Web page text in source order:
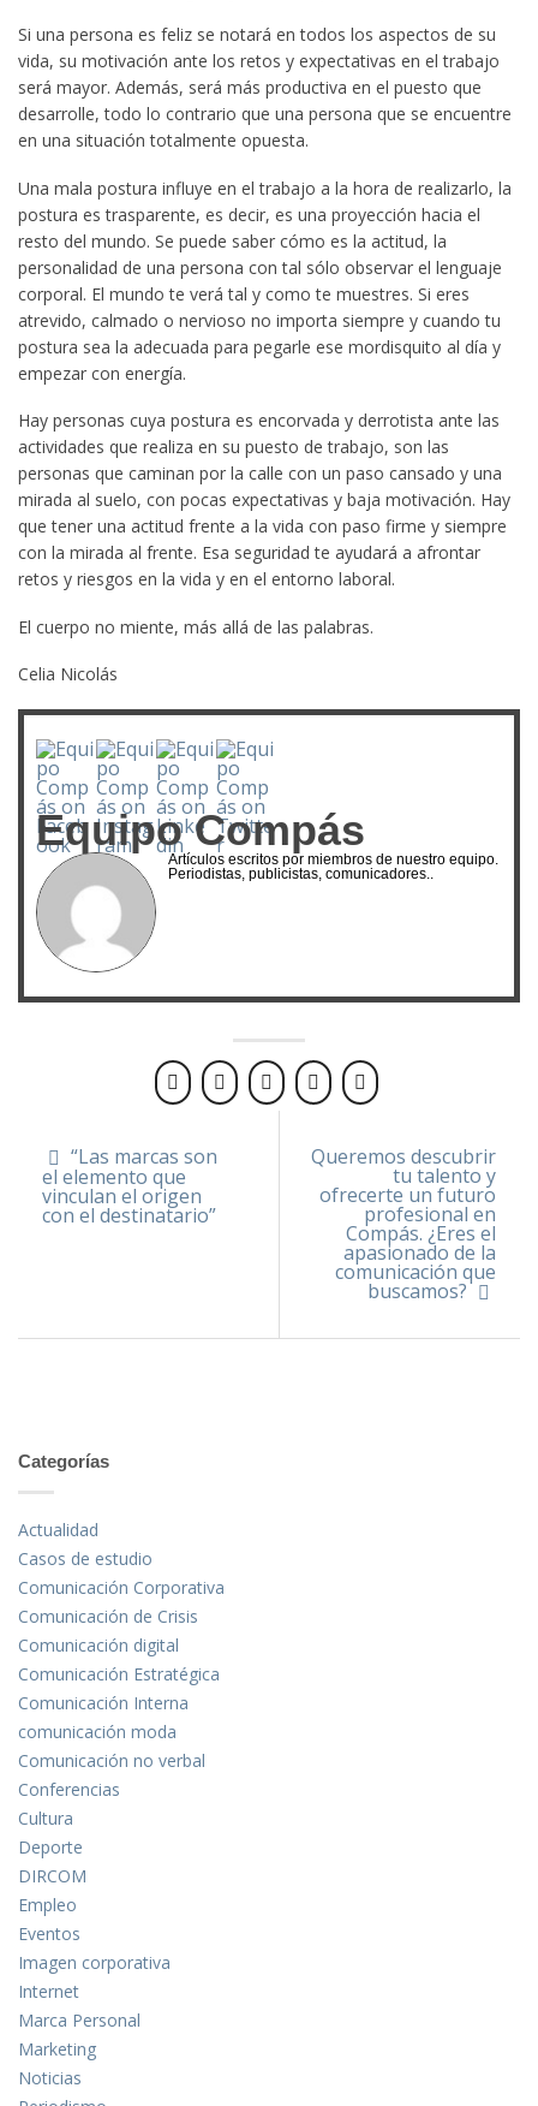
Si una persona es feliz se notará en todos los aspectos de su
vida, su motivación ante los retos y expectativas en el trabajo
será mayor. Además, será más productiva en el puesto que
desarrolle, todo lo contrario que una persona que se encuentre
en una situación totalmente opuesta.
Una mala postura influye en el trabajo a la hora de realizarlo, la
postura es trasparente, es decir, es una proyección hacia el
resto del mundo. Se puede saber cómo es la actitud, la
personalidad de una persona con tal sólo observar el lenguaje
corporal. El mundo te verá tal y como te muestres. Si eres
atrevido, calmado o nervioso no importa siempre y cuando tu
postura sea la adecuada para pegarle ese mordisquito al día y
empezar con energía.
Hay personas cuya postura es encorvada y derrotista ante las
actividades que realiza en su puesto de trabajo, son las
personas que caminan por la calle con un paso cansado y una
mirada al suelo, con pocas expectativas y baja motivación. Hay
que tener una actitud frente a la vida con paso firme y siempre
con la mirada al frente. Esa seguridad te ayudará a afrontar
retos y riesgos en la vida y en el entorno laboral.
El cuerpo no miente, más allá de las palabras.
Celia Nicolás
Equipo Compás
Artículos escritos por miembros de nuestro equipo.
Periodistas, publicistas, comunicadores..
“Las marcas son
el elemento que
vinculan el origen
con el destinatario”
Queremos descubrir
tu talento y
ofrecerte un futuro
profesional en
Compás. ¿Eres el
apasionado de la
comunicación que
buscamos?
Categorías
Actualidad
Casos de estudio
Comunicación Corporativa
Comunicación de Crisis
Comunicación digital
Comunicación Estratégica
Comunicación Interna
comunicación moda
Comunicación no verbal
Conferencias
Cultura
Deporte
DIRCOM
Empleo
Eventos
Imagen corporativa
Internet
Marca Personal
Marketing
Noticias